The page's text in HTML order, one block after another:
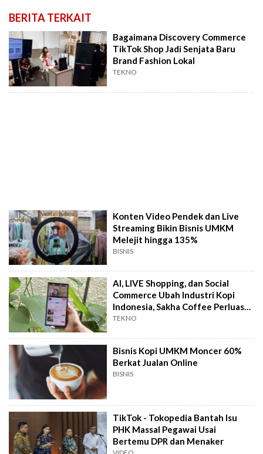
BERITA TERKAIT
Bagaimana Discovery Commerce
TikTok Shop Jadi Senjata Baru
Brand Fashion Lokal
TEKNO
Konten Video Pendek dan Live
Streaming Bikin Bisnis UMKM
Melejit hingga 135%
BISNIS
AI, LIVE Shopping, dan Social
Commerce Ubah Industri Kopi
Indonesia, Sakha Coffee Perluas
Pasar
TEKNO
Bisnis Kopi UMKM Moncer 60%
Berkat Jualan Online
BISNIS
TikTok - Tokopedia Bantah Isu
PHK Massal Pegawai Usai
Bertemu DPR dan Menaker